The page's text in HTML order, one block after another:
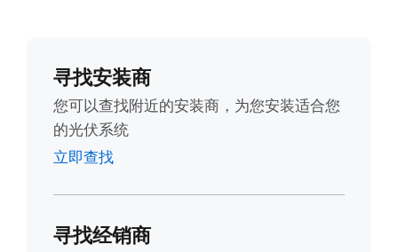
寻找安装商
您可以查找附近的安装商，为您安装适合您
的光伏系统
立即查找
寻找经销商